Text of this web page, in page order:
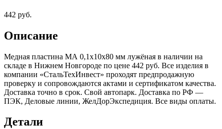
442 руб.
Описание
Медная пластина МА 0,1х10х80 мм лужёная в наличии на
складе в Нижнем Новгороде по цене 442 руб. Все изделия в
компании «СтальТехИнвест» проходят предпродажную
проверку и сопровождаются актами и сертификатом качества.
Доставка точно в срок. Свой автопарк. Доставка по РФ —
ПЭК, Деловые линии, ЖелДорЭкспедиция. Все виды оплаты.
Детали